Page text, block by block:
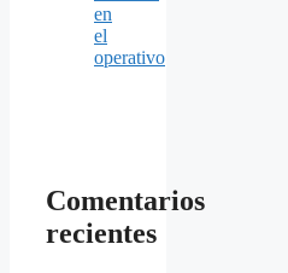
en
el
operativo
Comentarios
recientes